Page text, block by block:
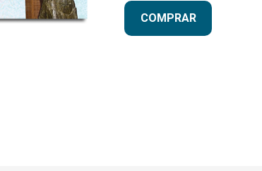
COMPRAR